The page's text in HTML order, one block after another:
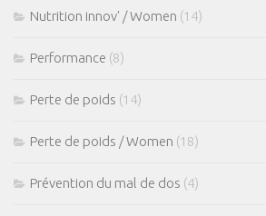
Nutrition innov' / Women (14)
Performance (8)
Perte de poids (14)
Perte de poids / Women (18)
Prévention du mal de dos (4)